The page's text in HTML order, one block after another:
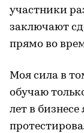
участники
заключают
прямо во
Моя сила в
обучаю
лет в